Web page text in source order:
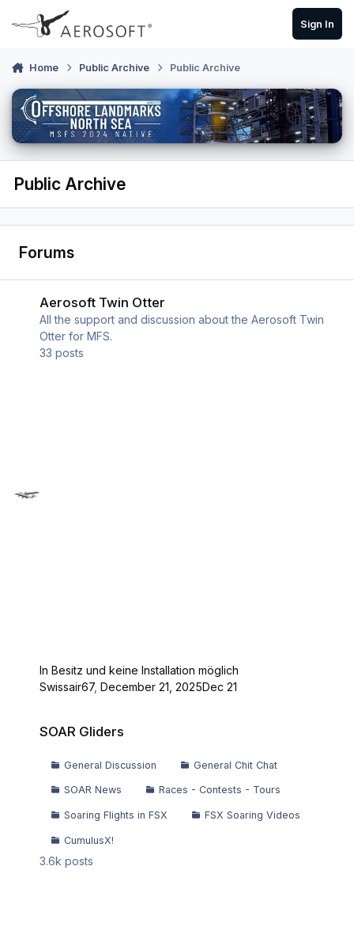
Skip to content
Sign In
Home Public Archive Public Archive
Public Archive
Forums
Aerosoft Twin Otter
All the support and discussion about the Aerosoft Twin
Otter for MFS.
33 posts
In Besitz und keine Installation möglich
Swissair67,December 21, 2025Dec 21
SOAR Gliders
General Discussion General Chit Chat
SOAR News Races - Contests - Tours
Soaring Flights in FSX FSX Soaring Videos
CumulusX!
3.6k posts